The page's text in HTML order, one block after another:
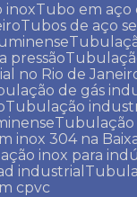
inox
Tubo em
Tubos de aço
pressão
no Rio de
de gás
Tubulação
inox 304 na
inox para
industrial
cpvc